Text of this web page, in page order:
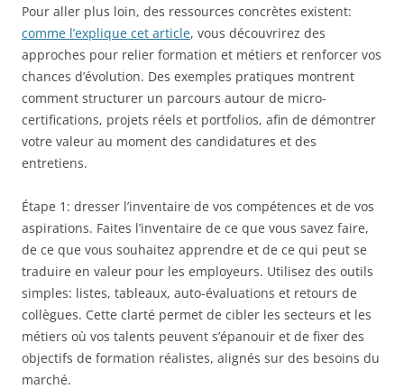
Pour aller plus loin, des ressources concrètes existent:
comme l’explique cet article, vous découvrirez des
approches pour relier formation et métiers et renforcer vos
chances d’évolution. Des exemples pratiques montrent
comment structurer un parcours autour de micro-
certifications, projets réels et portfolios, afin de démontrer
votre valeur au moment des candidatures et des
entretiens.
Étape 1: dresser l’inventaire de vos compétences et de vos
aspirations. Faites l’inventaire de ce que vous savez faire,
de ce que vous souhaitez apprendre et de ce qui peut se
traduire en valeur pour les employeurs. Utilisez des outils
simples: listes, tableaux, auto-évaluations et retours de
collègues. Cette clarté permet de cibler les secteurs et les
métiers où vos talents peuvent s’épanouir et de fixer des
objectifs de formation réalistes, alignés sur des besoins du
marché.